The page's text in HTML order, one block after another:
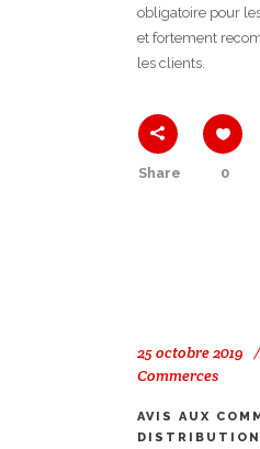
obligatoire pour
et fortement
les clients.
Share 0
25 octobre 2019
Commerces
AVIS AUX